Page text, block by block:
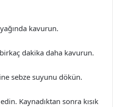
kavurun.
dakika daha kavurun.
sebze suyunu dökün.
Kaynadıktan sonra kısık